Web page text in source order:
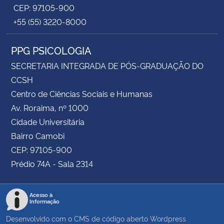
CEP: 97105-900
+55 (55) 3220-8000
PPG PSICOLOGIA
SECRETARIA INTEGRADA DE PÓS-GRADUAÇÃO DO
CCSH
Centro de Ciências Sociais e Humanas
Av. Roraima, nº 1000
Cidade Universitária
Bairro Camobi
CEP: 97105-900
Prédio 74A - Sala 2314
Acesso à
Informação
Desenvolvido com o CMS de código aberto Wordpress